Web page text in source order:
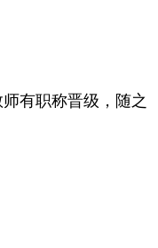
有职称晋级，随之